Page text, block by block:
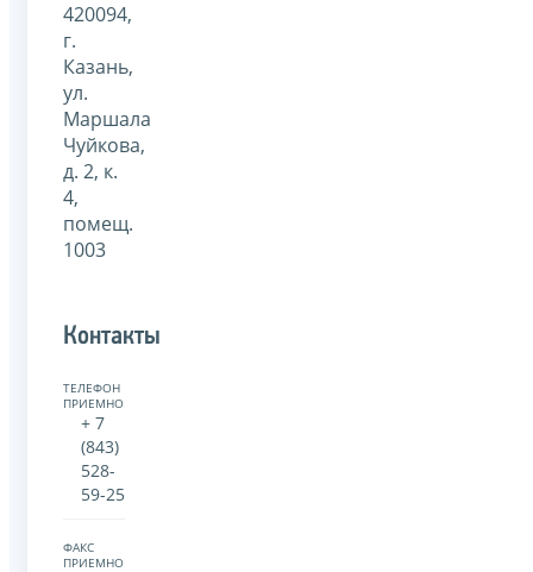
420094,
г.
Казань,
ул.
Маршала
Чуйкова,
д. 2, к.
4,
помещ.
1003
Контакты
ТЕЛЕФОН
ПРИЕМНОЙ:
+ 7
(843)
528-
59-25
ФАКС
ПРИЕМНОЙ: